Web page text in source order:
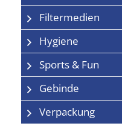
Filtermedien
Hygiene
Sports & Fun
Gebinde
Verpackung